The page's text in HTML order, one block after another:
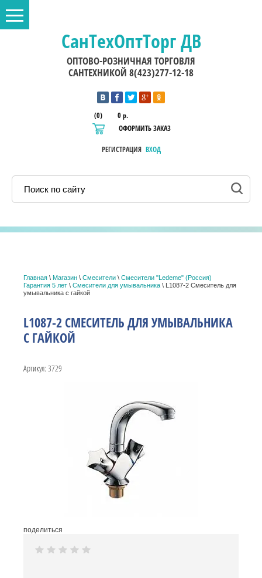
СанТехОптТорг ДВ
ОПТОВО-РОЗНИЧНАЯ ТОРГОВЛЯ
САНТЕХНИКОЙ 8(423)277-12-18
РЕГИСТРАЦИЯ ВХОД
(0)
0 р.
ОФОРМИТЬ ЗАКАЗ
Главная \ Магазин \ Смесители \ Cмесители "Ledeme" (Россия)
Гарантия 5 лет \ Смесители для умывальника \ L1087-2 Смеситель для
умывальника с гайкой
L1087-2 СМЕСИТЕЛЬ ДЛЯ УМЫВАЛЬНИКА
С ГАЙКОЙ
Артикул: 3729
поделиться